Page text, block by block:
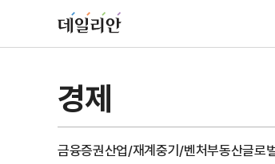
경제
금융증권산업/재계중기/벤처부동산글로